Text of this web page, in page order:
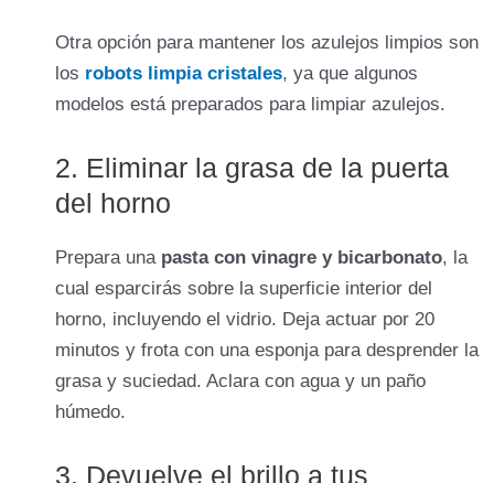
Otra opción para mantener los azulejos limpios son
los robots limpia cristales, ya que algunos
modelos está preparados para limpiar azulejos.
2. Eliminar la grasa de la puerta
del horno
Prepara una pasta con vinagre y bicarbonato, la
cual esparcirás sobre la superficie interior del
horno, incluyendo el vidrio. Deja actuar por 20
minutos y frota con una esponja para desprender la
grasa y suciedad. Aclara con agua y un paño
húmedo.
3. Devuelve el brillo a tus